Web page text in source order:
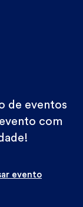
de eventos
com
evento